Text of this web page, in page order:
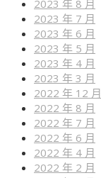
2023 年 8 月
2023 年 7 月
2023 年 6 月
2023 年 5 月
2023 年 4 月
2023 年 3 月
2022 年 12 月
2022 年 8 月
2022 年 7 月
2022 年 6 月
2022 年 4 月
2022 年 2 月